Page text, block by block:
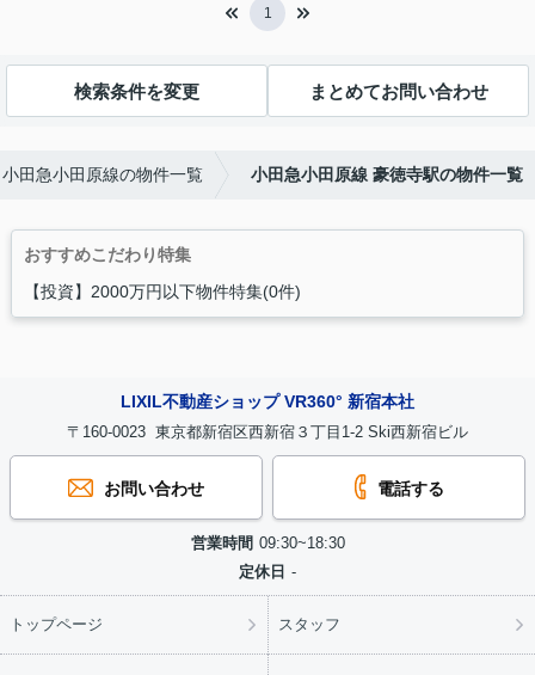
1
検索条件を変更 まとめてお問い合わせ
小田急小田原線の物件一覧 小田急小田原線 豪徳寺駅の物件一覧
おすすめこだわり特集
【投資】2000万円以下物件特集(0件)
LIXIL不動産ショップ VR360° 新宿本社
〒160-0023 東京都新宿区西新宿３丁目1-2 Ski西新宿ビル
お問い合わせ 電話する
営業時間 09:30~18:30
定休日 -
トップページ スタッフ